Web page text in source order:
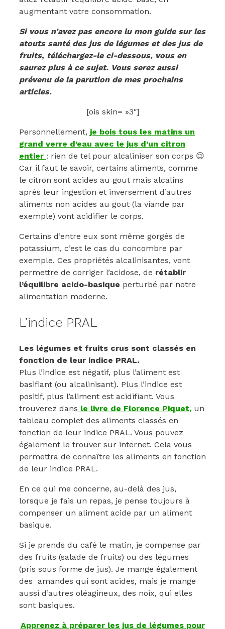
augmentant votre consommation.
Si vous n’avez pas encore lu mon guide sur les
atouts santé des jus de légumes et des jus de
fruits, téléchargez-le ci-dessous, vous en
saurez plus à ce sujet. Vous serez aussi
prévenu de la parution de mes prochains
articles.
[ois skin= »3″]
Personnellement, je bois tous les matins un
grand verre d’eau avec le jus d’un citron
entier : rien de tel pour alcaliniser son corps 😉
Car il faut le savoir, certains aliments, comme
le citron sont acides au gout mais alcalins
après leur ingestion et inversement d’autres
aliments non acides au gout (la viande par
exemple) vont acidifier le corps.
Certains d’entre eux sont même gorgés de
potassium, c’est le cas du concombre par
exemple. Ces propriétés alcalinisantes, vont
permettre de corriger l’acidose, de rétablir
l’équilibre acido-basique perturbé par notre
alimentation moderne.
L’indice PRAL
Les légumes et fruits crus sont classés en
fonction de leur indice PRAL.
Plus l’indice est négatif, plus l’aliment est
basifiant (ou alcalinisant). Plus l’indice est
positif, plus l’aliment est acidifiant. Vous
trouverez dans le livre de Florence Piquet, un
tableau complet des aliments classés en
fonction de leur indice PRAL. Vous pouvez
également le trouver sur internet. Cela vous
permettra de connaître les aliments en fonction
de leur indice PRAL.
En ce qui me concerne, au-delà des jus,
lorsque je fais un repas, je pense toujours à
compenser un aliment acide par un aliment
basique.
Si je prends du café le matin, je compense par
des fruits (salade de fruits) ou des légumes
(pris sous forme de jus). Je mange également
des amandes qui sont acides, mais je mange
aussi d’autres oléagineux, des noix, qui elles
sont basiques.
Apprenez à préparer les jus de légumes pour